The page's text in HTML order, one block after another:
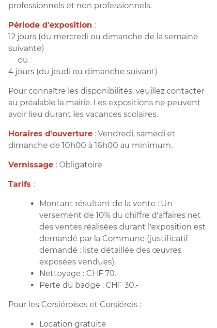
professionnels et non professionnels.
Période d'exposition :
12 jours (du mercredi ou dimanche de la semaine
suivante)
ou
4 jours (du jeudi ou dimanche suivant)
Pour connaître les disponibilités, veuillez contacter
au préalable la mairie. Les expositions ne peuvent
avoir lieu durant les vacances scolaires.
Horaires d'ouverture : Vendredi, samedi et
dimanche de 10h00 à 16h00 au minimum.
Vernissage : Obligatoire
Tarifs :
Montant résultant de la vente : Un
versement de 10% du chiffre d'affaires net
des ventes réalisées durant l'exposition est
demandé par la Commune (justificatif
demandé : liste détaillée des œuvres
exposées vendues).
Nettoyage : CHF 70.-
Perte du badge : CHF 30.-
Pour les Corsiéroises et Corsiérois :
Location gratuite